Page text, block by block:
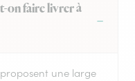
on faire livrer à
une large